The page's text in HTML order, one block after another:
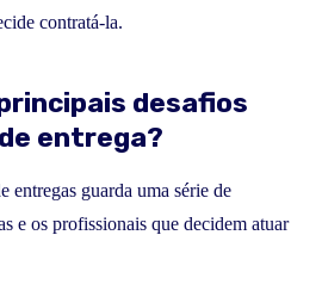
contratá-la.
desafios
entrega?
entregas guarda uma série de
e os profissionais que decidem atuar